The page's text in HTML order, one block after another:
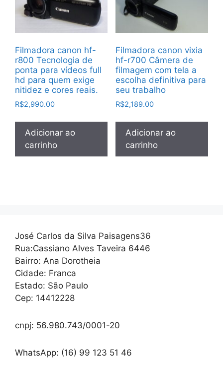
Filmadora canon hf-
r800 Tecnologia de
ponta para vídeos full
hd para quem exige
nitidez e cores reais.
R$2,990.00
Adicionar ao
carrinho
Filmadora canon vixia
hf-r700 Câmera de
filmagem com tela a
escolha definitiva para
seu trabalho
R$2,189.00
Adicionar ao
carrinho
José Carlos da Silva Paisagens36
Rua:Cassiano Alves Taveira 6446
Bairro: Ana Dorotheia
Cidade: Franca
Estado: São Paulo
Cep: 14412228
cnpj: 56.980.743/0001-20
WhatsApp: (16) 99 123 51 46